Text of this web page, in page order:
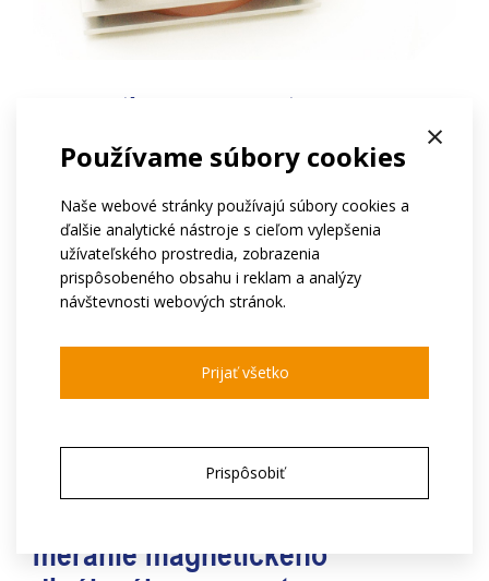
×
Používame súbory cookies
Naše webové stránky používajú súbory cookies a
ďalšie analytické nástroje s cieľom vylepšenia
užívateľského prostredia, zobrazenia
prispôsobeného obsahu i reklam a analýzy
návštevnosti webových stránok.
Prijať všetko
Prispôsobiť
magnetický moment
Magnetický moment je predovšetkým vlastnosťou
je usporiadaná materiálová štruktúra, tieto momenty sa
sčítajú do výsledného magnetického dipólového
momentu magnetu, ktorý sa potom meria pomocou
fluxmetra a Helmholtzových cievok. Týmto meraním sa
sledovali prípadné odchýlky a, čo je najdôležitejšie,
zmagnetizovaných
meranie magnetického